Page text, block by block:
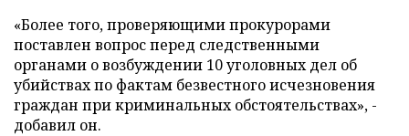
«Более того, проверяющими прокурорами
поставлен вопрос перед следственными
органами о возбуждении 10 уголовных дел об
убийствах по фактам безвестного исчезновения
граждан при криминальных обстоятельствах», -
добавил он.